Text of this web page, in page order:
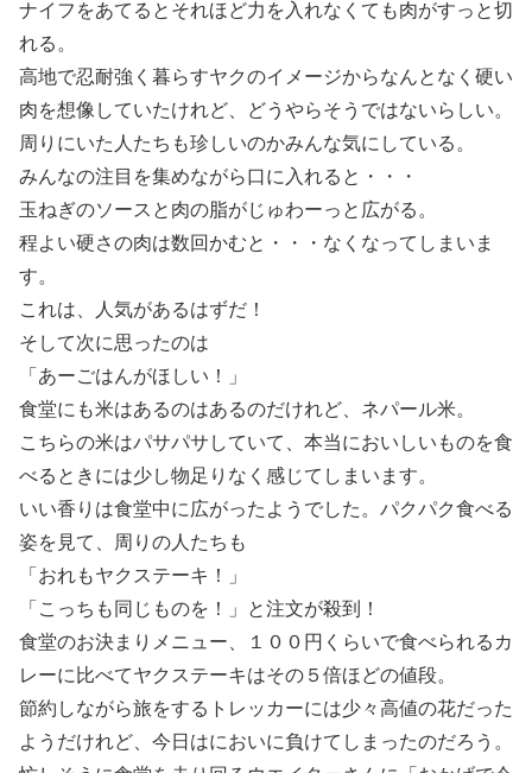
ナイフをあてるとそれほど力を入れなくても肉がすっと切
れる。
高地で忍耐強く暮らすヤクのイメージからなんとなく硬い
肉を想像していたけれど、どうやらそうではないらしい。
周りにいた人たちも珍しいのかみんな気にしている。
みんなの注目を集めながら口に入れると・・・
玉ねぎのソースと肉の脂がじゅわーっと広がる。
程よい硬さの肉は数回かむと・・・なくなってしまいま
す。
これは、人気があるはずだ！
そして次に思ったのは
「あーごはんがほしい！」
食堂にも米はあるのはあるのだけれど、ネパール米。
こちらの米はパサパサしていて、本当においしいものを食
べるときには少し物足りなく感じてしまいます。
いい香りは食堂中に広がったようでした。パクパク食べる
姿を見て、周りの人たちも
「おれもヤクステーキ！」
「こっちも同じものを！」と注文が殺到！
食堂のお決まりメニュー、１００円くらいで食べられるカ
レーに比べてヤクステーキはその５倍ほどの値段。
節約しながら旅をするトレッカーには少々高値の花だった
ようだけれど、今日はにおいに負けてしまったのだろう。